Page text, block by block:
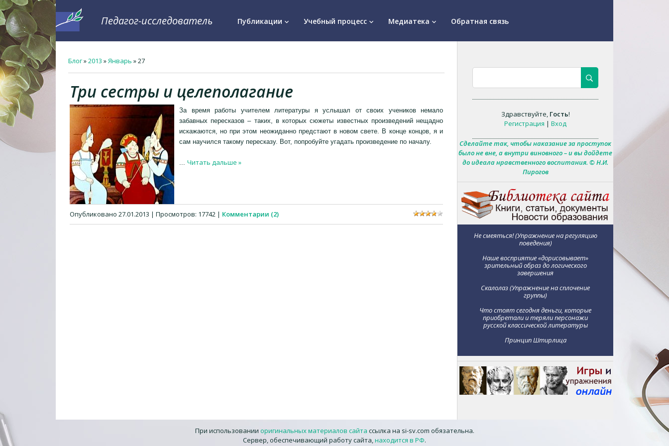
Педагог-исследователь Публикации keyboard_arrow_down Учебный процесс keyboard_arrow_down Медиатека keyboard_arrow_down Обратная связь
Блог»2013 »Январь »27
Три сестры и целеполагание
За время работы учителем литературы я услышал от своих учеников немало
забавных пересказов – таких, в которых сюжеты известных произведений нещадно
искажаются, но при этом неожиданно предстают в новом свете. В конце концов, я и
сам научился такому пересказу. Вот, попробуйте угадать произведение по началу.
... Читать дальше »
Опубликовано 27.01.2013 | Просмотров: 17742 | Комментарии (2)
Здравствуйте, Гость!
Регистрация |Вход
Сделайте так, чтобы наказание за проступок
было не вне, а внутри виновного – и вы дойдете
до идеала нравственного воспитания. © Н.И.
Пирогов
Не смеяться! (Упражнение на регуляцию
поведения)
Наше восприятие «дорисовывает»
зрительный образ до логического
завершения
Скалолаз (Упражнение на сплочение
группы)
Что стоят сегодня деньги, которые
приобретали и теряли персонажи
русской классической литературы
Принцип Штирлица
При использовании оригинальных материалов сайта ссылка на si-sv.com обязательна.
Сервер, обеспечивающий работу сайта,находится в РФ.